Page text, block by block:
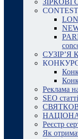
ЗІРКОВІ
СУЗІР’Я
Реклама
SEO статті
Реєстр
Як